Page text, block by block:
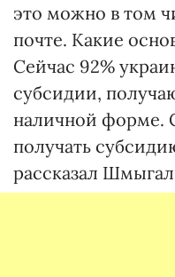
это можно в том
почте. Какие
Сейчас 92%
субсидии,
наличной форме.
получать
рассказал